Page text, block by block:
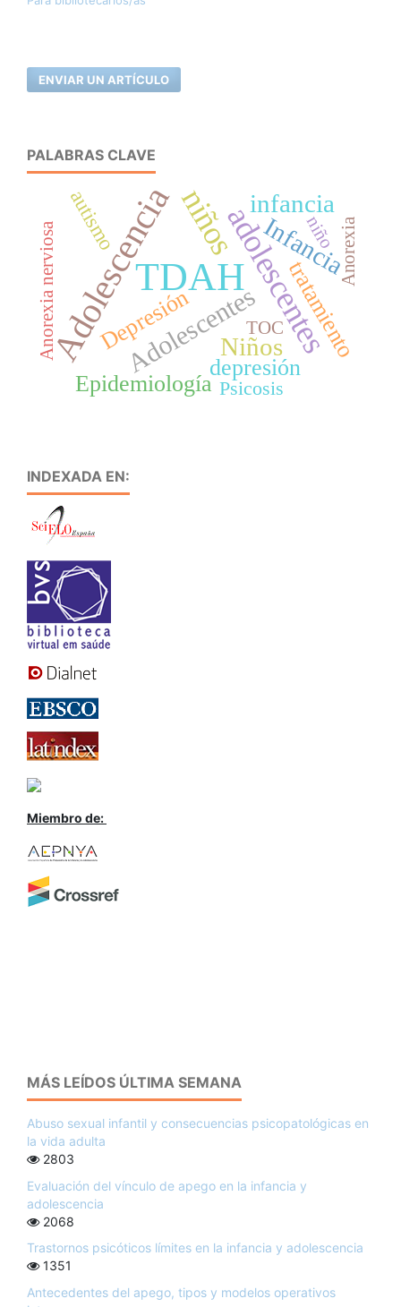
ENVIAR UN ARTÍCULO
PALABRAS CLAVE
TDAH
Adolescencianiñosadolescentes
Adolescentes
Infancia
Niños
infancia
Epidemiología
tratamiento
Depresión
depresión
autismo
Psicosis
TOC
Anorexia
niño
Anorexia nerviosa
INDEXADA EN:
Miembro de:
MÁS LEÍDOS ÚLTIMA SEMANA
Abuso sexual infantil y consecuencias psicopatológicas en
la vida adulta
2803
Evaluación del vínculo de apego en la infancia y
adolescencia
2068
Trastornos psicóticos límites en la infancia y adolescencia
1351
Antecedentes del apego, tipos y modelos operativos